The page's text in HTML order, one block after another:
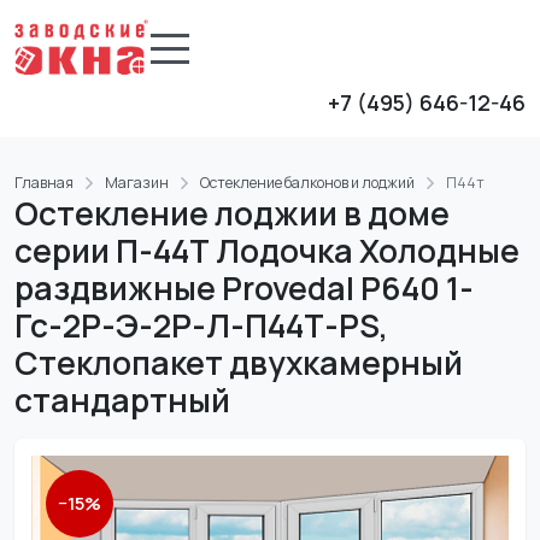
+7 (495) 646-12-46
Главная Магазин Остекление балконов и лоджий П44т
Остекление лоджии в доме
серии П-44Т Лодочка Холодные
раздвижные Provedal P640 1-
Гс-2Р-Э-2Р-Л-П44Т-PS,
Стеклопакет двухкамерный
стандартный
−15%